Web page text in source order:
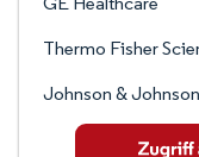
Thermo Fisher
Johnson & Johnson